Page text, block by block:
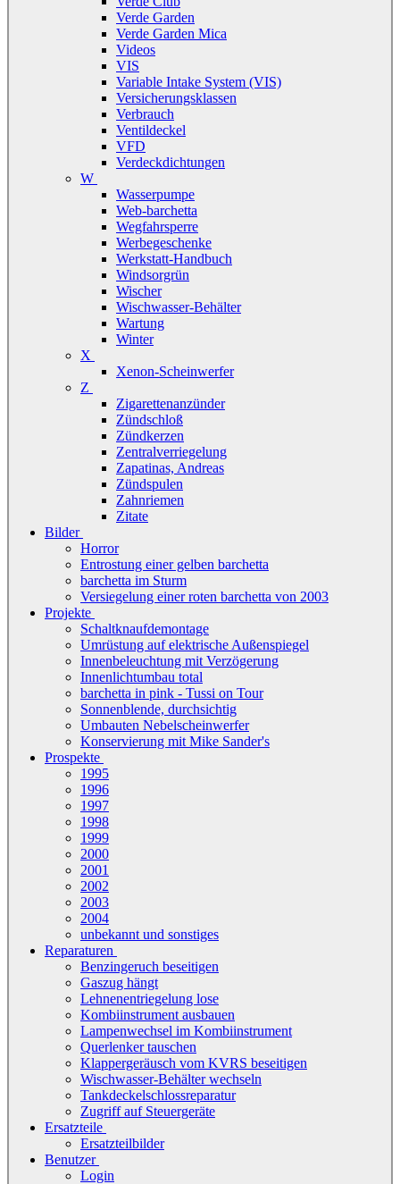
Verde Garden
Verde Garden Mica
Videos
VIS
Variable Intake System (VIS)
Versicherungsklassen
Verbrauch
Ventildeckel
VFD
Verdeckdichtungen
W
Wasserpumpe
Web-barchetta
Wegfahrsperre
Werbegeschenke
Werkstatt-Handbuch
Windsorgrün
Wischer
Wischwasser-Behälter
Wartung
Winter
X
Xenon-Scheinwerfer
Z
Zigarettenanzünder
Zündschloß
Zündkerzen
Zentralverriegelung
Zapatinas, Andreas
Zündspulen
Zahnriemen
Zitate
Bilder
Horror
Entrostung einer gelben barchetta
barchetta im Sturm
Versiegelung einer roten barchetta von 2003
Projekte
Schaltknaufdemontage
Umrüstung auf elektrische Außenspiegel
Innenbeleuchtung mit Verzögerung
Innenlichtumbau total
barchetta in pink - Tussi on Tour
Sonnenblende, durchsichtig
Umbauten Nebelscheinwerfer
Konservierung mit Mike Sander's
Prospekte
1995
1996
1997
1998
1999
2000
2001
2002
2003
2004
unbekannt und sonstiges
Reparaturen
Benzingeruch beseitigen
Gaszug hängt
Lehnenentriegelung lose
Kombiinstrument ausbauen
Lampenwechsel im Kombiinstrument
Querlenker tauschen
Klappergeräusch vom KVRS beseitigen
Wischwasser-Behälter wechseln
Tankdeckelschlossreparatur
Zugriff auf Steuergeräte
Ersatzteile
Ersatzteilbilder
Benutzer
Login